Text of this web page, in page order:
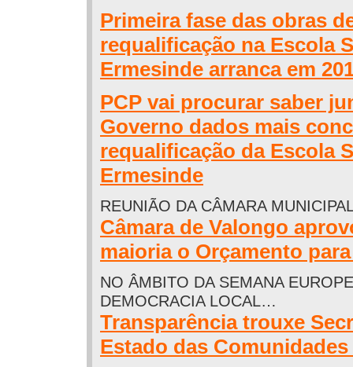
Primeira fase das obras
requalificação na Escola
Ermesinde arranca em
PCP vai procurar saber
Governo dados mais
requalificação da Escola
Ermesinde
REUNIÃO DA CÂMARA
Câmara de Valongo
maioria o Orçamento para
NO ÂMBITO DA SEMANA
DEMOCRACIA LOCAL…
Transparência trouxe
Estado das